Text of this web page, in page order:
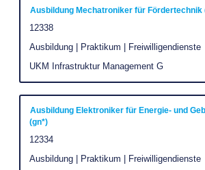
Stelleninformationen
vollständig
anzuzeigen.
Stellenbezeichnung
Ausbildung Mechatroniker für Fördertechnik
Stellenkennung
12338
Stellenkategorie
Ausbildung | Praktikum | Freiwilligendienste
Unternehmen
UKM Infrastruktur Management G
Drücken
Sie
die
Leertaste,
die
Stelleninformationen
vollständig
anzuzeigen.
Stellenbezeichnung
Ausbildung Elektroniker für Energie- und
(gn*)
Stellenkennung
12334
Stellenkategorie
Ausbildung | Praktikum | Freiwilligendienste
Drücken
Sie
die
Leertaste,